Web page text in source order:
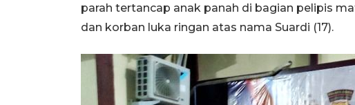
parah tertancap anak panah di bagian pelipis
dan korban luka ringan atas nama Suardi (17).